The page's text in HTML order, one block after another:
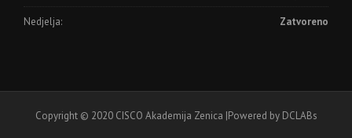
Nedjelja: Zatvoreno
Copyright © 2020 CISCO Akademija Zenica |Powered by DCLABs